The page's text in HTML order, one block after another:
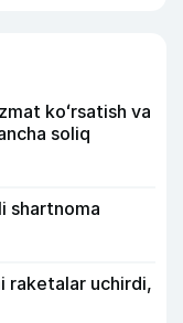
koʻrsatish va
soliq
shartnoma
raketalar uchirdi,